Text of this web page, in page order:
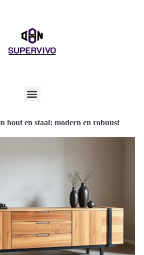
hout en staal: modern en robuust